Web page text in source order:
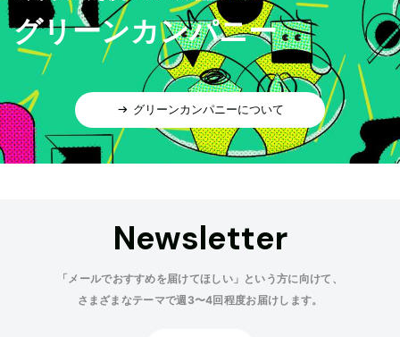
グリーンカンパニー
グリーンカンパニーについて
Newsletter
「メールでおすすめを届けてほしい」という方に向けて、
さまざまなテーマで週3〜4回程度お届けします。